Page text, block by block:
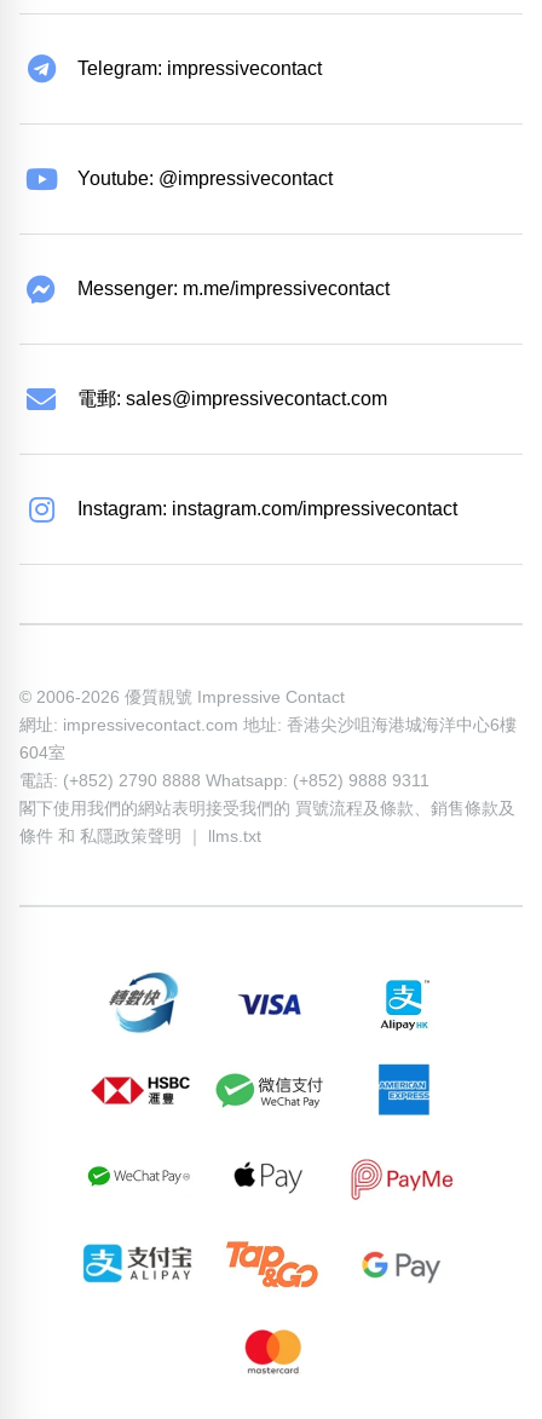
Telegram: impressivecontact
Youtube: @impressivecontact
Messenger: m.me/impressivecontact
電郵: sales@impressivecontact.com
Instagram: instagram.com/impressivecontact
© 2006-2026 優質靚號 Impressive Contact
網址: impressivecontact.com 地址: 香港尖沙咀海港城海洋中心6樓
604室
電話: (+852) 2790 8888 Whatsapp: (+852) 9888 9311
閣下使用我們的網站表明接受我們的 買號流程及條款
銷售條款及
條件 和 私隱政策聲明 llms.txt